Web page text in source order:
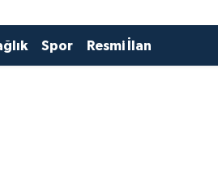
Spor Resmi İlan